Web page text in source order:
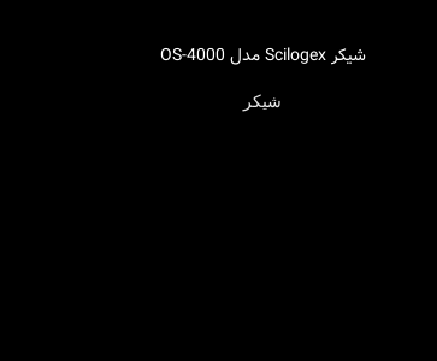
اطلاعات بیشتر
شیکر Scilogex مدل OS-4000
شیکر